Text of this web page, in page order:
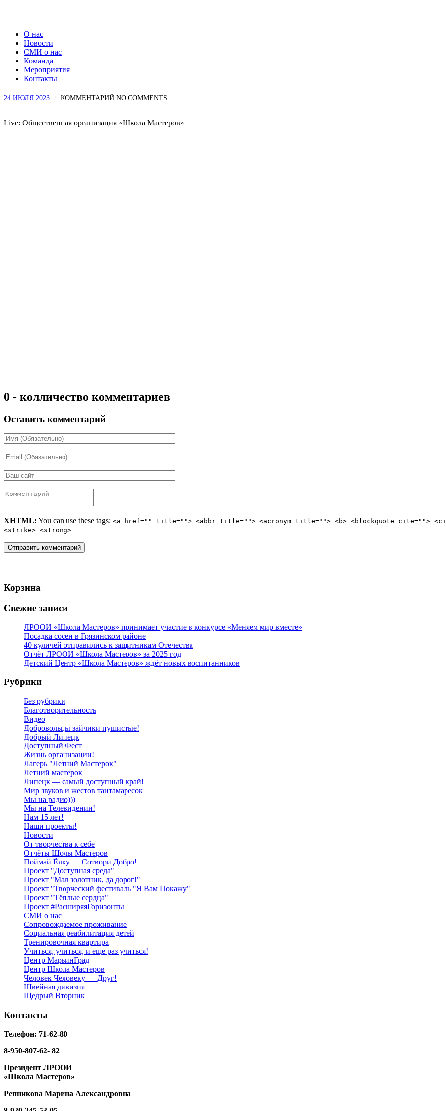
О нас
Новости
СМИ о нас
Команда
Мероприятия
Контакты
24 ИЮЛЯ 2023 КОММЕНТАРИЙ NO COMMENTS
Live: Общественная организация «Школа Мастеров»
0 - колличество комментариев
Оставить комментарий
XHTML: You can use these tags: <a href="" title=""> <abbr title=""> <acronym title=""> <b> <blockquote cite="">
<strike> <strong>
Корзина
Свежие записи
ЛРООИ «Школа Мастеров» принимает участие в конкурсе «Меняем мир вместе»
Посадка сосен в Грязинском районе
40 куличей отправились к защитникам Отечества
Отчёт ЛРООИ «Школа Мастеров» за 2025 год
Детский Центр «Школа Мастеров» ждёт новых воспитанников
Рубрики
Без рубрики
Благотворительность
Видео
Добровольцы зайчики пушистые!
Добрый Липецк
Доступный Фест
Жизнь организации!
Лагерь "Летний Мастерок"
Летний мастерок
Липецк — самый доступный край!
Мир звуков и жестов тантамаресок
Мы на радио)))
Мы на Телевидении!
Нам 15 лет!
Наши проекты!
Новости
От творчества к себе
Отчёты Шолы Мастеров
Поймай Ёлку — Сотвори Добро!
Проект "Доступная среда"
Проект "Мал золотник, да дорог!"
Проект "Творческий фестиваль "Я Вам Покажу"
Проект "Тёплые сердца"
Проект #РасширяяГоризонты
СМИ о нас
Сопровождаемое проживание
Социальная реабилитация детей
Тренировочная квартира
Учиться, учиться, и еще раз учиться!
Центр МарьинГрад
Центр Школа Мастеров
Человек Человеку — Друг!
Швейная дивизия
Щедрый Вторник
Контакты
Телефон: 71-62-80
8-950-807-62- 82
Президент ЛРООИ
«Школа Мастеров»
Репникова Марина Александровна